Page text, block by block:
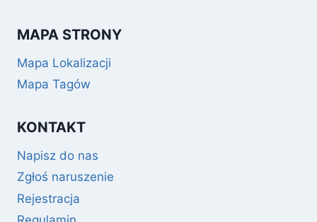
MAPA STRONY
Mapa Lokalizacji
Mapa Tagów
KONTAKT
Napisz do nas
Zgłoś naruszenie
Rejestracja